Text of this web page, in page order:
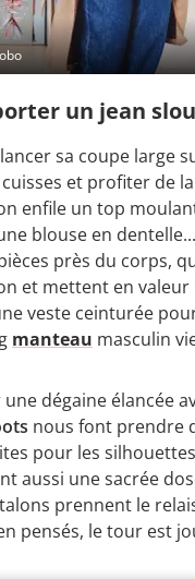
un jean
sa coupe large
et profiter de
enfile un top
blouse en
près du corps,
et mettent en
veste ceinturée
manteau masculin
dégaine élancée
nous font prendre
pour les
aussi une sacrée
prennent le
pensés, le tour est